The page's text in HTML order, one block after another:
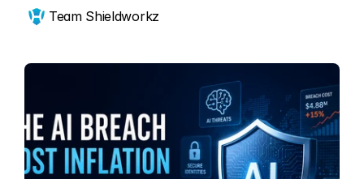
Team Shieldworkz